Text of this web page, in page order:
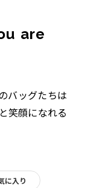
are
バッグたちは
笑顔になれる
に入り